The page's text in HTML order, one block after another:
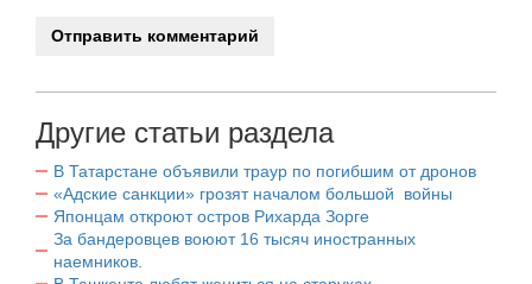
Другие статьи раздела
В Татарстане объявили траур по погибшим от дронов
«Адские санкции» грозят началом большой войны
Японцам откроют остров Рихарда Зорге
За бандеровцев воюют 16 тысяч иностранных
наемников.